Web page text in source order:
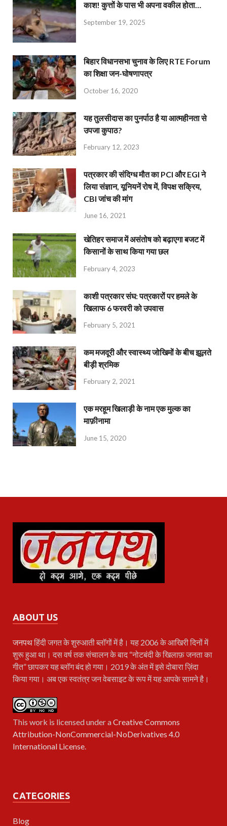
काश! कुत्तों के पास भी अपना वकील होता…
September 19, 2025
बिहार विधानसभा चुनाव के लिए RTE Forum
का शिक्षा जन-घोषणापत्र
October 16, 2020
यह तुलसीदास का पुनर्पाठ है या आत्महीनता से
उपजा कुपाठ?
February 12, 2023
पत्रकार की संदिग्ध मौत का PCI और EGI ने
लिया संज्ञान, यूनियनें रोष में, विपक्ष सक्रिय,
CBI जांच की मांग
June 16, 2021
खेतिहर समाज में असंतोष को बढ़ाएगा बजट में
किसानों के साथ किया गया छल
February 4, 2023
काशी पत्रकार संघ: पत्रकारों पर हमले के
खिलाफ 6 फरवरी को उपवास
February 5, 2021
कम मजदूरी और स्वास्थ्य जोखिमों के बीच झूलते
बीड़ी श्रमिक
February 2, 2021
एक मरहूम खिलाड़ी के नाम एक मुल्क का
माफ़ीनामा
June 15, 2020
ABOUT US
जनपथहिंदी जगत के शुरुआती ब्लॉगों में है। यह 2006 के आखिरी दिनों में
शुरू हुआ था। दस वर्ष तक संचालन के बाद “नोटबंदी के खिलाफ़ जनता का
गीत” छापकर यह ब्लॉग बंद हो गया। 2019 के अंत में इसे दोबारा ज़िंदा
किया गया। अब एक स्वतंत्र जन वेबसाइट के रूप में यह आपके सामने है।
This work is licensed under aCreative Commons
Attribution-NonCommercial-NoDerivatives 4.0
International License.
CATEGORIES
Blog